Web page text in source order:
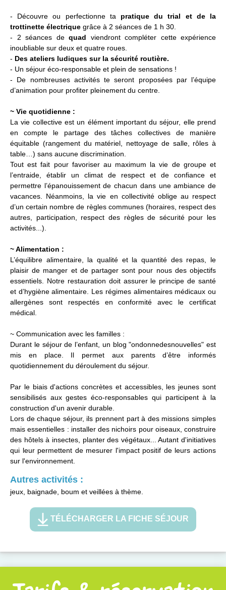
- Découvre ou perfectionne ta pratique du trial et de la
trottinette électrique grâce à 2 séances de 1 h 30.
- 2 séances de quad viendront compléter cette expérience
inoubliable sur deux et quatre roues.
- Des ateliers ludiques sur la sécurité routière.
- Un séjour éco-responsable et plein de sensations !
- De nombreuses activités te seront proposées par l’équipe
d’animation pour profiter pleinement du centre.
~ Vie quotidienne :
La vie collective est un élément important du séjour, elle prend
en compte le partage des tâches collectives de manière
équitable (rangement du matériel, nettoyage de salle, rôles à
table…) sans aucune discrimination.
Tout est fait pour favoriser au maximum la vie de groupe et
l’entraide, établir un climat de respect et de confiance et
permettre l’épanouissement de chacun dans une ambiance de
vacances. Néanmoins, la vie en collectivité oblige au respect
d’un certain nombre de règles communes (horaires, respect des
autres, participation, respect des règles de sécurité pour les
activités...).
~ Alimentation :
L’équilibre alimentaire, la qualité et la quantité des repas, le
plaisir de manger et de partager sont pour nous des objectifs
essentiels. Notre restauration doit assurer le principe de santé
et d’hygiène alimentaire. Les régimes alimentaires médicaux ou
allergènes sont respectés en conformité avec le certificat
médical.
~ Communication avec les familles :
Durant le séjour de l’enfant, un blog "ondonnedesnouvelles" est
mis en place. Il permet aux parents d’être informés
quotidiennement du déroulement du séjour.
Par le biais d'actions concrètes et accessibles, les jeunes sont
sensibilisés aux gestes éco-responsables qui participent à la
construction d'un avenir durable.
Lors de chaque séjour, ils prennent part à des missions simples
mais essentielles : installer des nichoirs pour oiseaux, construire
des hôtels à insectes, planter des végétaux... Autant d'initiatives
qui leur permettent de mesurer l'impact positif de leurs actions
sur l'environnement.
Autres activités :
jeux, baignade, boum et veillées à thème.
TÉLÉCHARGER LA FICHE SÉJOUR